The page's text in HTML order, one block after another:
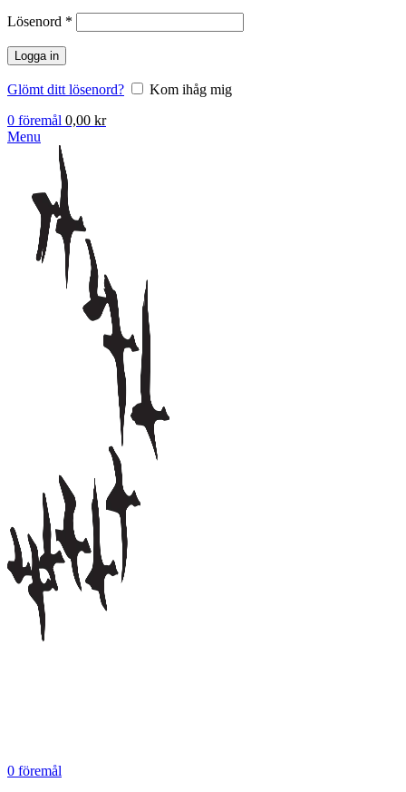
Lösenord *
Logga in
Glömt ditt lösenord?
Kom ihåg mig
0 föremål 0,00 kr
Menu
0 föremål